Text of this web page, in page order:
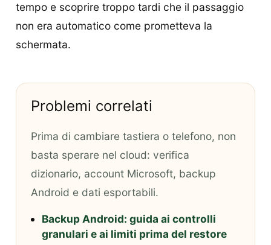
tempo e scoprire troppo tardi che il passaggio
non era automatico come prometteva la
schermata.
Problemi correlati
Prima di cambiare tastiera o telefono, non
basta sperare nel cloud: verifica
dizionario, account Microsoft, backup
Android e dati esportabili.
Backup Android: guida ai controlli
granulari e ai limiti prima del restore